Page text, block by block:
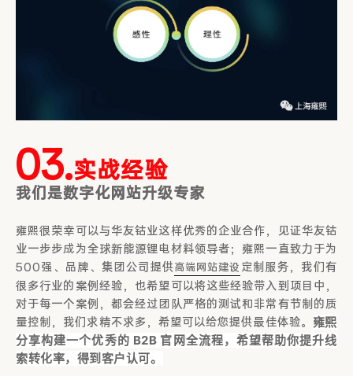
03.实战经验
我们是数字化网站升级专家
雍熙很荣幸可以与华友钴业这样优秀的企业合作，见证华友钴
业一步步成为全球新能源锂电材料领导者；雍熙一直致力于为
500强、品牌、集团公司提供高端网站建设 定制服务，我们有
很多行业的案例经验，也希望可以将这些经验带入到项目中，
对于每一个案例，都会经过团队严格的测试和非常有节制的质
量控制，我们求精不求多，希望可以给您提供最佳体验。 雍熙
分享构建一个优秀的 B2B 官网全流程，希望帮助你提升线
索转化率，得到客户认可。